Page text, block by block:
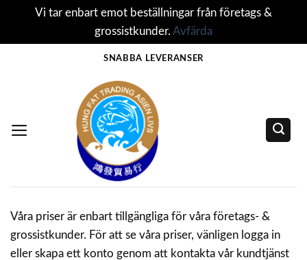
Vi tar enbart emot beställningar från företags &
grossistkunder. Avfärda
SNABBA LEVERANSER
Våra priser är enbart tillgängliga för våra företags- &
grossistkunder. För att se våra priser, vänligen logga in
eller skapa ett konto genom att kontakta vår kundtjänst